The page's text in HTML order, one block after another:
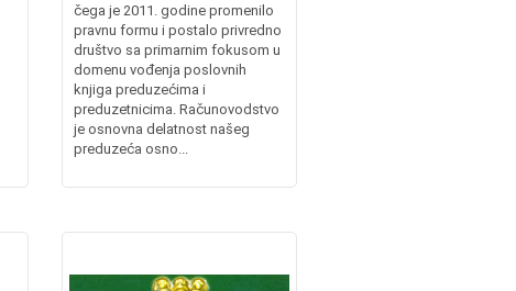
čega je 2011. godine promenilo
pravnu formu i postalo privredno
društvo sa primarnim fokusom u
domenu vođenja poslovnih
knjiga preduzećima i
preduzetnicima. Računovodstvo
je osnovna delatnost našeg
preduzeća osno...